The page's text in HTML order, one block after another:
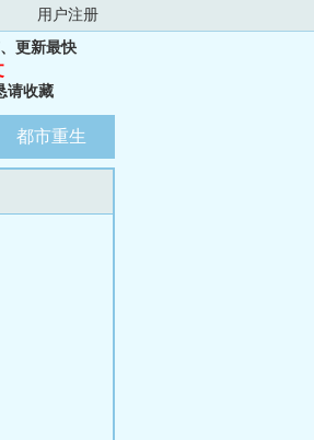
用户注册
更新最快
请收藏
都市重生